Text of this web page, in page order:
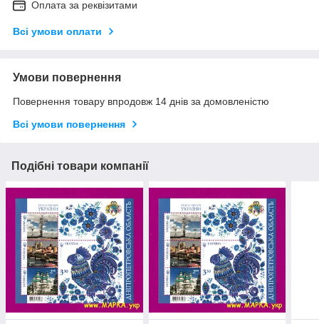
Оплата за реквізитами
Всі умови оплати
Умови повернення
Повернення товару впродовж 14 днів за домовленістю
Всі умови повернення
Подібні товари компанії